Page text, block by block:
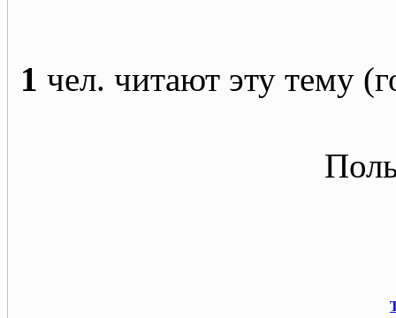
1 чел. читают эту тему